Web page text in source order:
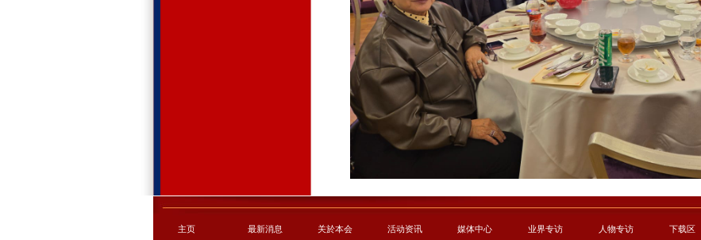
主页 最新消息 关於本会 活动资讯 媒体中心 业界专访 人物专访 下载区